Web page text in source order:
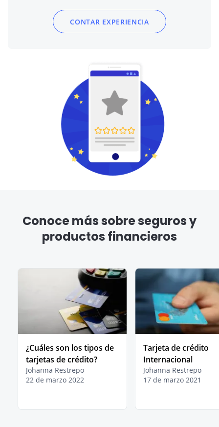
CONTAR EXPERIENCIA
Conoce más sobre seguros y
productos financieros
¿Cuáles son los tipos de
tarjetas de crédito?
Johanna Restrepo
22 de marzo 2022
Tarjeta de crédito
Internacional
Johanna Restrepo
17 de marzo 2021